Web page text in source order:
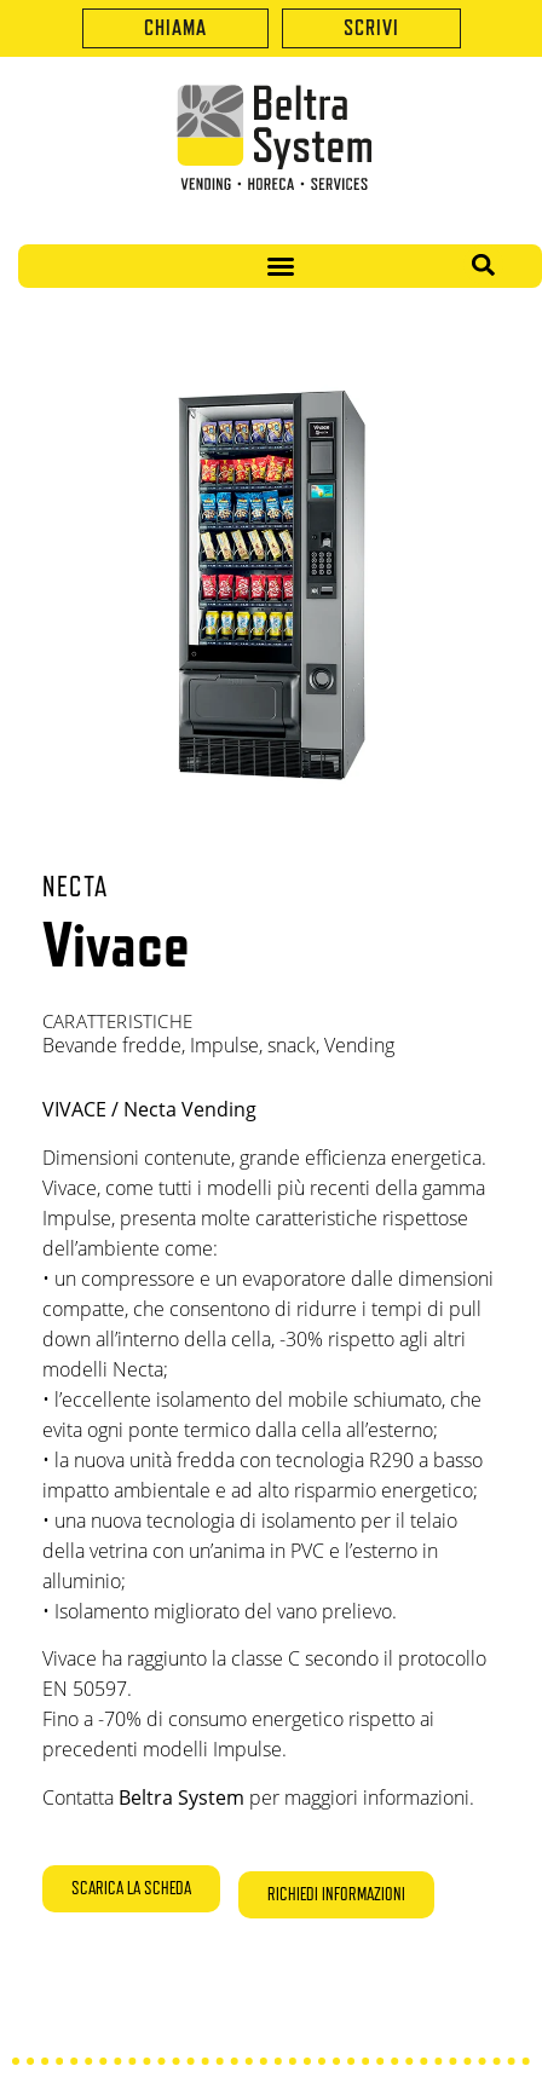
CHIAMA SCRIVI
NECTA
Vivace
CARATTERISTICHE
Bevande fredde, Impulse,snack,Vending
VIVACE / Necta Vending
Dimensioni contenute, grande efficienza energetica.
Vivace, come tutti i modelli più recenti della gamma
Impulse, presenta molte caratteristiche rispettose
dell’ambiente come:
• un compressore e un evaporatore dalle dimensioni
compatte, che consentono di ridurre i tempi di pull
down all’interno della cella, -30% rispetto agli altri
modelli Necta;
• l’eccellente isolamento del mobile schiumato, che
evita ogni ponte termico dalla cella all’esterno;
• la nuova unità fredda con tecnologia R290 a basso
impatto ambientale e ad alto risparmio energetico;
• una nuova tecnologia di isolamento per il telaio
della vetrina con un’anima in PVC e l’esterno in
alluminio;
• Isolamento migliorato del vano prelievo.
Vivace ha raggiunto la classe C secondo il protocollo
EN 50597.
Fino a -70% di consumo energetico rispetto ai
precedenti modelli Impulse.
Contatta Beltra System per maggiori informazioni.
SCARICA LA SCHEDA RICHIEDI INFORMAZIONI